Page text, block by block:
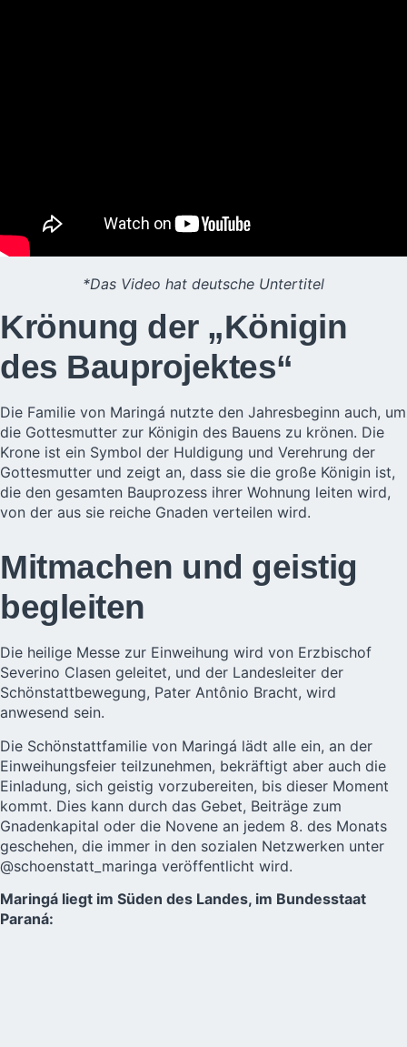
*Das Video hat deutsche Untertitel
Krönung der „Königin
des Bauprojektes“
Die Familie von Maringá nutzte den Jahresbeginn auch, um
die Gottesmutter zur Königin des Bauens zu krönen. Die
Krone ist ein Symbol der Huldigung und Verehrung der
Gottesmutter und zeigt an, dass sie die große Königin ist,
die den gesamten Bauprozess ihrer Wohnung leiten wird,
von der aus sie reiche Gnaden verteilen wird.
Mitmachen und geistig
begleiten
Die heilige Messe zur Einweihung wird von Erzbischof
Severino Clasen geleitet, und der Landesleiter der
Schönstattbewegung, Pater Antônio Bracht, wird
anwesend sein.
Die Schönstattfamilie von Maringá lädt alle ein, an der
Einweihungsfeier teilzunehmen, bekräftigt aber auch die
Einladung, sich geistig vorzubereiten, bis dieser Moment
kommt. Dies kann durch das Gebet, Beiträge zum
Gnadenkapital oder die Novene an jedem 8. des Monats
geschehen, die immer in den sozialen Netzwerken unter
@schoenstatt_maringa veröffentlicht wird.
Maringá liegt im Süden des Landes, im Bundesstaat
Paraná: